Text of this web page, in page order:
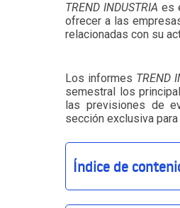
TREND INDUSTRIA es
ofrecer a las
relacionadas con su
Los informes TREND
semestral los
las previsiones de
sección exclusiva
Índice de